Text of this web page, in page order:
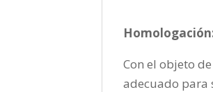
Con el objeto
adecuado para